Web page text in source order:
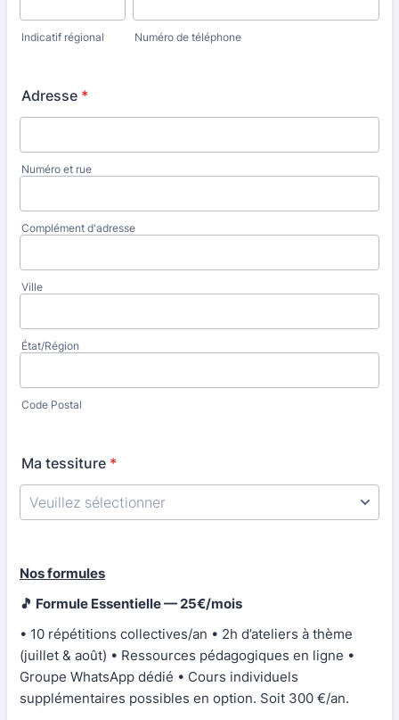
Indicatif régional Numéro de téléphone
Adresse *
Numéro et rue
Complément d'adresse
Ville
État/Région
Code Postal
Ma tessiture *
Nos formules
🎵 Formule Essentielle — 25€/mois
• 10 répétitions collectives/an • 2h d’ateliers à thème
(juillet & août) • Ressources pédagogiques en ligne •
Groupe WhatsApp dédié • Cours individuels
supplémentaires possibles en option. Soit 300 €/an.